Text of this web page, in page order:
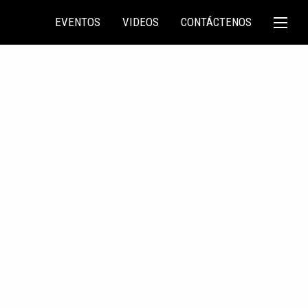
EVENTOS VIDEOS CONTÁCTENOS